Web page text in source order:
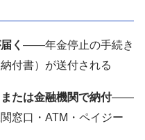
く ——年金停止の手続き
付書）が送付される
たは金融機関で納付——
窓口・ATM・ペイジー